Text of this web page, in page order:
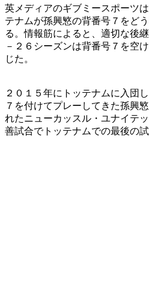
英メディアのギブミースポーツ
テナムが孫興慜の背番号７をど
る。情報筋によると、適切な後
－２６シーズンは背番号７を空
じた。
２０１５年にトッテナムに入団
７を付けてプレーしてきた孫興
れたニューカッスル・ユナイテ
善試合でトッテナムでの最後の試